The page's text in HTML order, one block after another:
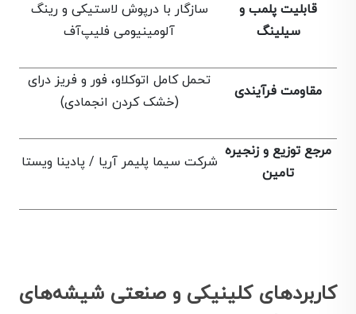
قابلیت پلمب و
سيلینگ
سازگار با درپوش لاستیکی و رینگ
آلومینیومی فلیپ‌آف
مقاومت فرآیندی
تحمل کامل اتوکلاو، فور و فریز درای
(خشک کردن انجمادی)
مرجع توزیع و زنجیره
تامین
شرکت سیما پلیمر آریا / پادینا ویستا
کاربردهای کلینیکی و صنعتی شیشه‌های